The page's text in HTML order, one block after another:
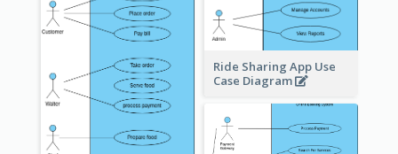
Ride Sharing App Use
Case Diagram